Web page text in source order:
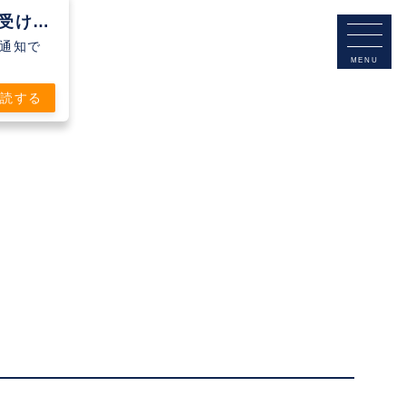
Clubteam Buddy Futsal Clubから通知を受け取る
知で
する